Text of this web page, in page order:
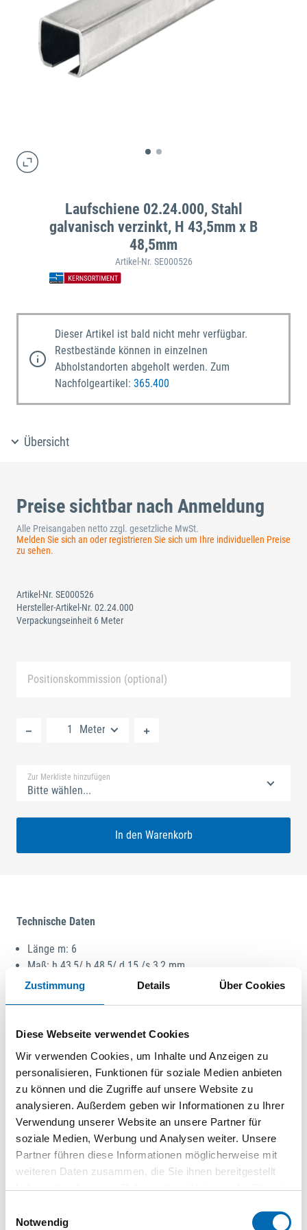
Zustimmung Details Über Cookies
Diese Webseite verwendet Cookies
Wir verwenden Cookies, um Inhalte und Anzeigen zu
personalisieren, Funktionen für soziale Medien anbieten
zu können und die Zugriffe auf unsere Website zu
analysieren. Außerdem geben wir Informationen zu Ihrer
Verwendung unserer Website an unsere Partner für
soziale Medien, Werbung und Analysen weiter. Unsere
Partner führen diese Informationen möglicherweise mit
weiteren Daten zusammen, die Sie ihnen bereitgestellt
haben oder die sie im Rahmen Ihrer Nutzung der Dienste
Notwendig
Laufschiene 02.24.000, Stahl
galvanisch verzinkt, H 43,5mm x B
48,5mm
Artikel-Nr. SE000526
Dieser Artikel ist bald nicht mehr verfügbar.
Restbestände können in einzelnen
Abholstandorten abgeholt werden. Zum
Nachfolgeartikel: 365.400
Übersicht
Preise sichtbar nach Anmeldung
Alle Preisangaben netto zzgl. gesetzliche MwSt.
Melden Sie sich an oder registrieren Sie sich um Ihre individuellen Preise
zu sehen.
Artikel-Nr. SE000526
Hersteller-Artikel-Nr. 02.24.000
Verpackungseinheit 6 Meter
Positionskommission (optional)
Meter
Zur Merkliste hinzufügen
Bitte wählen...
In den Warenkorb
Technische Daten
Länge m: 6
Maß: h 43,5/ b 48,5/ d 15 /s 3,2 mm
Tragkraft kg: 400
Produktart Laufschiene
Produktbeschreibung
Optimaler Korrosionsschutz durch eine EN konforme
Verzinkung, laufende Qualitätskontrolle durch
Produktüberwachung nach EN 1527. Oberflächen: Stahl